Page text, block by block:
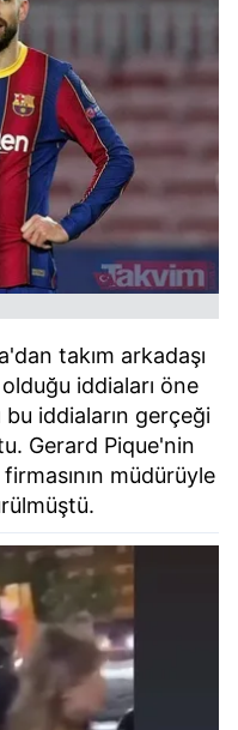
takım arkadaşı
iddiaları öne
bu iddiaların gerçeği
Gerard Pique'nin
müdürüyle